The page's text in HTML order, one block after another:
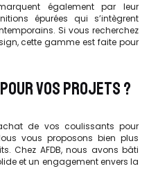
également par leur
épurées qui s’intègrent
Si vous recherchez
cette gamme est faite pour
VOS PROJETS ?
de vos coulissants pour
vous proposons bien plus
Chez AFDB, nous avons bâti
et un engagement envers la